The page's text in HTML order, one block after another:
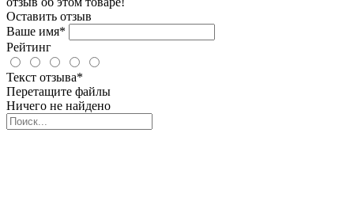
Оставить отзыв
Ваше имя*
Рейтинг
Текст отзыва*
Перетащите файлы
Ничего не найдено